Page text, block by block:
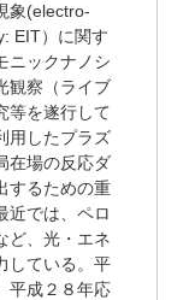
象(electro-
EIT）に関す
ニックナノシ
観察（ライブ
等を遂行して
用したプラズ
在場の反応ダ
するための重
近では、ペロ
ど、光・エネ
している。平
平成２８年応